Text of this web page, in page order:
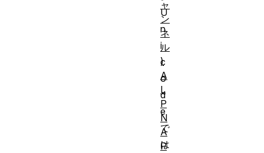
U
n
i
c
o
d
e
で
は
ャ
ン
ネ
ル
)
A
L
P
N
A
P